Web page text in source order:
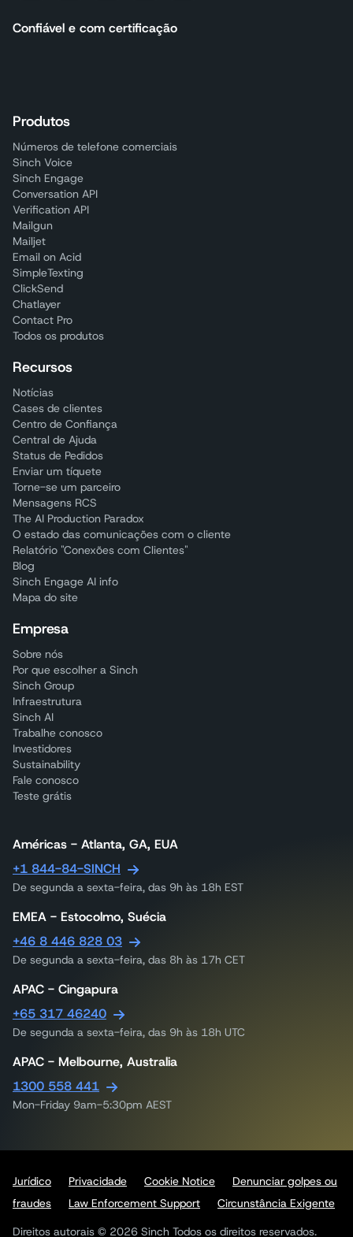
Confiável e com certificação
Produtos
Números de telefone comerciais
Sinch Voice
Sinch Engage
Conversation API
Verification API
Mailgun
Mailjet
Email on Acid
SimpleTexting
ClickSend
Chatlayer
Contact Pro
Todos os produtos
Recursos
Notícias
Cases de clientes
Centro de Confiança
Central de Ajuda
Status de Pedidos
Enviar um tíquete
Torne-se um parceiro
Mensagens RCS
The AI Production Paradox
O estado das comunicações com o cliente
Relatório "Conexões com Clientes"
Blog
Sinch Engage AI info
Mapa do site
Empresa
Sobre nós
Por que escolher a Sinch
Sinch Group
Infraestrutura
Sinch AI
Trabalhe conosco
Investidores
Sustainability
Fale conosco
Teste grátis
Américas - Atlanta, GA, EUA
+1 844-84-SINCH
De segunda a sexta-feira, das 9h às 18h EST
EMEA - Estocolmo, Suécia
+46 8 446 828 03
De segunda a sexta-feira, das 8h às 17h CET
APAC - Cingapura
+65 317 46240
De segunda a sexta-feira, das 9h às 18h UTC
APAC - Melbourne, Australia
1300 558 441
Mon-Friday 9am-5:30pm AEST
Direitos autorais © 2026 Sinch Todos os direitos reservados.
Jurídico Privacidade Cookie Notice
Denunciar golpes ou
fraudes
Law Enforcement Support Circunstância Exigente